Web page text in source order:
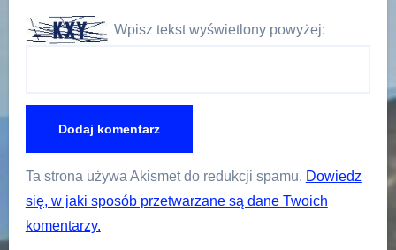
Wpisz tekst wyświetlony powyżej:
Ta strona używa Akismet do redukcji spamu. Dowiedz
się, w jaki sposób przetwarzane są dane Twoich
komentarzy.